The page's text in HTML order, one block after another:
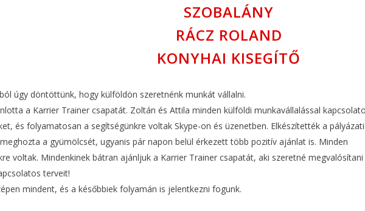
SZOBALÁNY
RÁCZ ROLAND
KONYHAI KISEGÍTŐ
úgy döntöttünk, hogy külföldön szeretnénk munkát vállalni.
a Karrier Trainer csapatát. Zoltán és Attila minden külföldi munkavállalással
és folyamatosan a segítségünkre voltak Skype-on és üzenetben. Elkészítették a pályázati
a gyümölcsét, ugyanis pár napon belül érkezett több pozitív ajánlat is. Minden
voltak. Mindenkinek bátran ajánljuk a Karrier Trainer csapatát, aki szeretné megvalósítani
terveit!
mindent, és a későbbiek folyamán is jelentkezni fogunk.